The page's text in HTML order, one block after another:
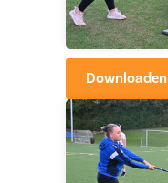
Downloaden